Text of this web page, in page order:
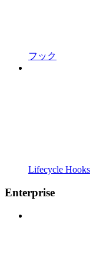
フック
Lifecycle Hooks
Enterprise